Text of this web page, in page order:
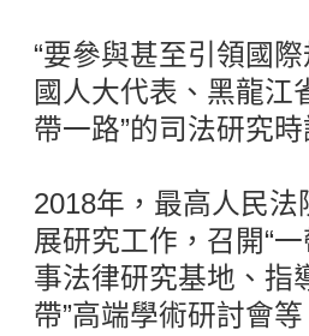
“要參與甚至引領國
國人大代表、黑龍江
帶一路”的司法研究時
2018年，最高人民法
展研究工作，召開“
事法律研究基地、指
帶”高端學術研討會